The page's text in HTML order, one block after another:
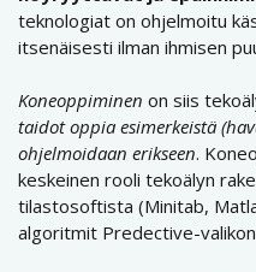
teknologiat on ohjelmoitu
itsenäisesti ilman ihmisen
Koneoppiminen on siis
taidot oppia esimerkeistä
ohjelmoidaan erikseen.
keskeinen rooli tekoälyn
tilastosoftista (Minitab,
algoritmit Predective-